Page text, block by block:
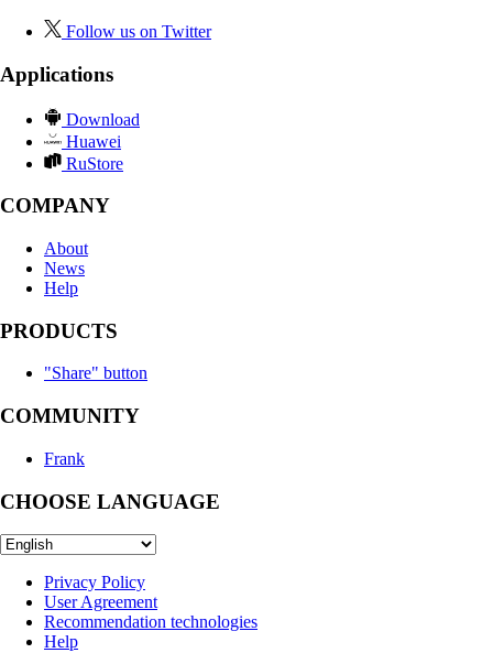
Follow us on Twitter
Applications
Download
Huawei
RuStore
COMPANY
About
News
Help
PRODUCTS
"Share" button
COMMUNITY
Frank
CHOOSE LANGUAGE
Privacy Policy
User Agreement
Recommendation technologies
Help